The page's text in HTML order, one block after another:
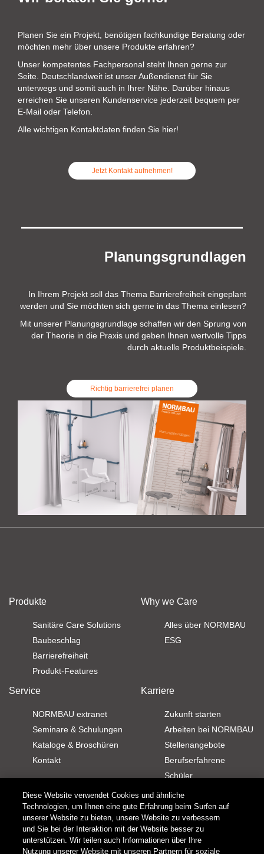
Planen Sie ein Projekt, benötigen fachkundige Beratung oder
möchten mehr über unsere Produkte erfahren?
Unser kompetentes Fachpersonal steht Ihnen gerne zur
Seite. Deutschlandweit ist unser Außendienst für Sie
unterwegs und somit auch in Ihrer Nähe. Darüber hinaus
erreichen Sie unseren Kundenservice jederzeit bequem per
E-Mail oder Telefon.
Alle wichtigen Kontaktdaten finden Sie hier!
Jetzt Kontakt aufnehmen!
Planungsgrundlagen
In Ihrem Projekt soll das Thema Barrierefreiheit eingeplant
werden und Sie möchten sich gerne in das Thema einlesen?
Mit unserer Planungsgrundlage schaffen wir den Sprung von
der Theorie in die Praxis und geben Ihnen wertvolle Tipps
durch aktuelle Produktbeispiele.
Richtig barrierefrei planen
Produkte
Sanitäre Care Solutions
Baubeschlag
Barrierefreiheit
Produkt-Features
Why we Care
Alles über NORMBAU
ESG
Service
NORMBAU extranet
Seminare & Schulungen
Kataloge & Broschüren
Kontakt
Karriere
Zukunft starten
Arbeiten bei NORMBAU
Stellenangebote
Berufserfahrene
Schüler
Kontakt
Newsletter
Kundenservice
Außendienst
Download
Broschüren
Kataloge
Produktdaten
Diese Website verwendet Cookies und ähnliche
Technologien, um Ihnen eine gute Erfahrung beim Surfen auf
unserer Website zu bieten, unsere Website zu verbessern
und Sie bei der Interaktion mit der Website besser zu
unterstützen. Wir teilen auch Informationen über Ihre
Nutzung unserer Website mit unseren Partnern für soziale